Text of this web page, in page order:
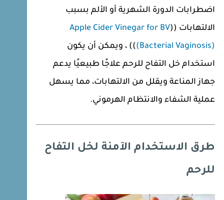
اضطرابات الدورة الشهرية أو الألم بسبب
الالتهابات ((Apple Cider Vinegar for BV
(Bacterial Vaginosis))) ، ويمكن أن يكون
استخدام خل التفاح للرحم علاجًا طبيعيًا يدعم
جهاز المناعة ويقلل من الالتهابات، مما يسهل
عملية الشفاء والانتظام الهرموني.
طرق الاستخدام الآمنة لخل التفاح
للرحم